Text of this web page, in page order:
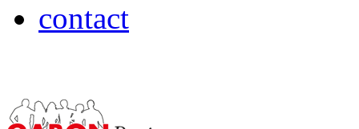
contact